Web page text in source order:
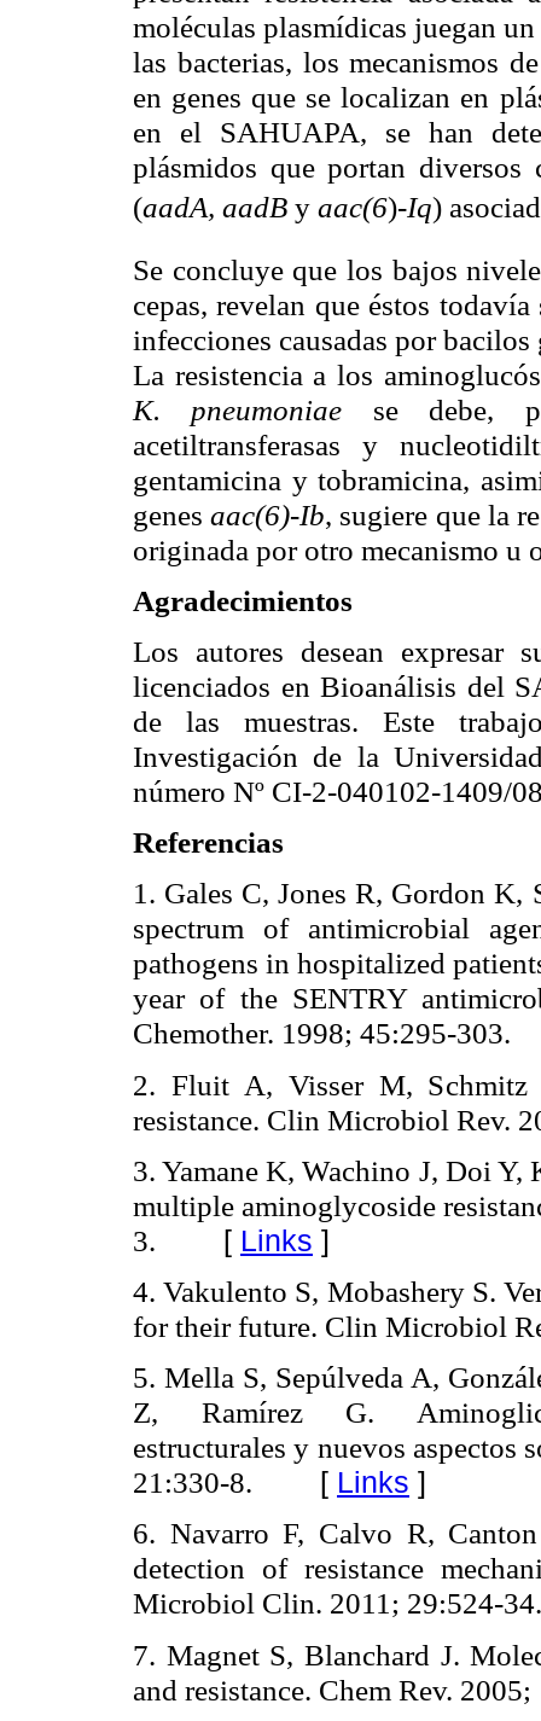
moléculas plasmídicas juegan
las bacterias, los mecanismos
en genes que se localizan en
en el SAHUAPA, se han
plásmidos que portan diversos
(aadA, aadB y aac(6)-Iq)
Se concluye que los bajos
cepas, revelan que éstos
infecciones causadas por
La resistencia a los
K. pneumoniae se debe,
acetiltransferasas y
gentamicina y tobramicina,
genesaac(6)-Ib, sugiere que la
originada por otro mecanismo u
Agradecimientos
Los autores desean expresar
licenciados en Bioanálisis del
de las muestras. Este
Investigación de la
número Nº CI-2-040102-1409/
Referencias
1. Gales C, Jones R, Gordon
spectrum of antimicrobial
pathogens in hospitalized
year of the SENTRY
Chemother. 1998; 45:295-303.
2. Fluit A, Visser M, Schmitz
resistance. Clin Microbiol Rev.
3. Yamane K, Wachino J, Doi
multiple aminoglycoside
3. [ Links ]
4. Vakulento S, Mobashery S.
for their future. Clin Microbiol
5. Mella S, Sepúlveda A,
Z, Ramírez G.
estructurales y nuevos aspectos
21:330-8. [ Links ]
6. Navarro F, Calvo R,
detection of resistance
Microbiol Clin. 2011; 29:524-
7. Magnet S, Blanchard J.
and resistance. Chem Rev.